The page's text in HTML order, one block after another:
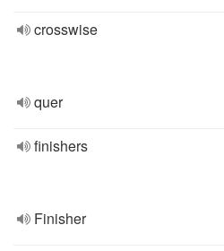
crosswise
quer
finishers
Finisher